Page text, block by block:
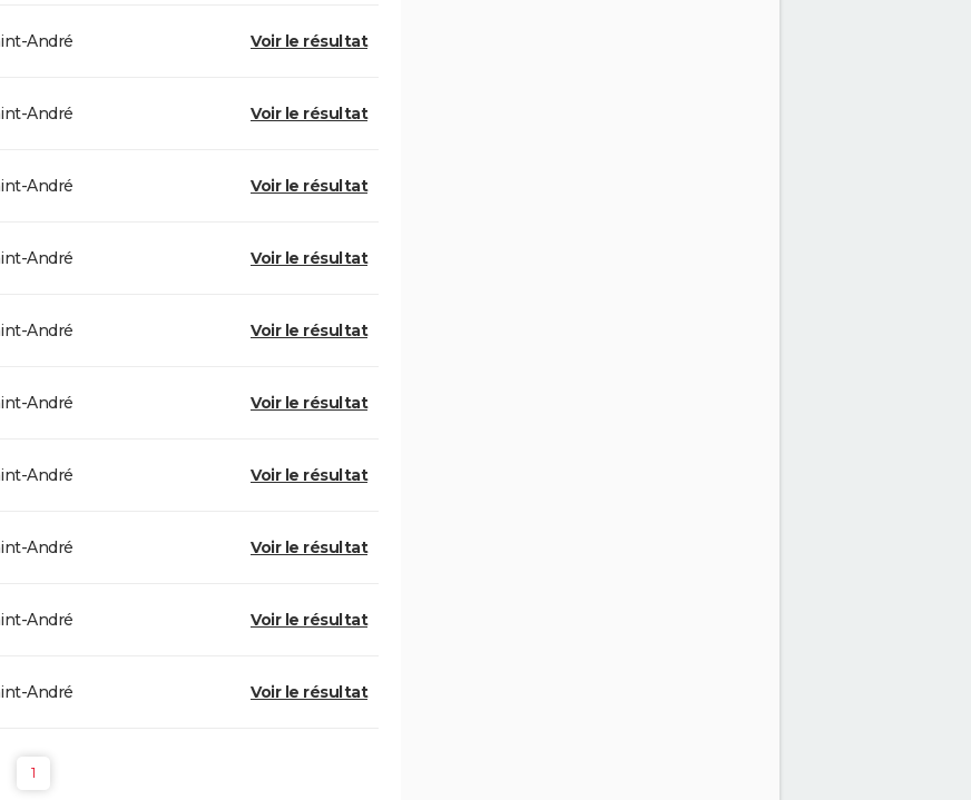
André Voir le résultat
André Voir le résultat
André Voir le résultat
André Voir le résultat
André Voir le résultat
André Voir le résultat
André Voir le résultat
André Voir le résultat
André Voir le résultat
André Voir le résultat
1